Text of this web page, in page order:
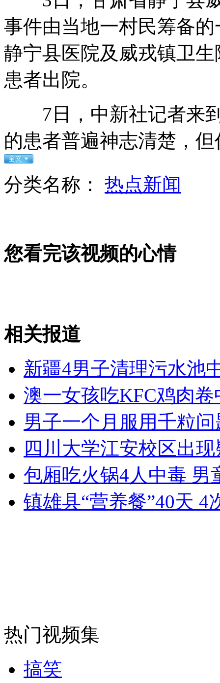
斯威士兰第六位王妃出逃疑遭虐待
男孩还原动画片美食 女网友求交往
女孩北京地铁殴打老人 痛下狠手拳打脚踢
外交部：反对强权政治霸凌主义
外交部：有关国家言论片面不公正
走！跟着总书记去植树
消防员救轻生者 花炮节热闹非凡 减压"枕头大战"
事件由当地一村民筹备
静宁县医院及威戎镇卫
患者出院。
7日，中新社记者来到
的患者普遍神志清楚，
分类名称： 热点新闻
您看完该视频的心情
相关报道
新疆4男子清理污水池
澳一女孩吃KFC鸡肉
男子一个月服用千粒
四川大学江安校区出
包厢吃火锅4人中毒 男
镇雄县“营养餐”40天 4
热门视频集
搞笑